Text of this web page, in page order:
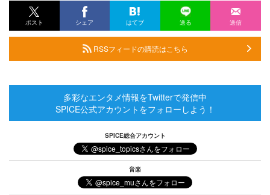
ポスト シェア はてブ 送る 送信
RSSフィードの購読はこちら
多彩なエンタメ情報をTwitterで発信中
SPICE公式アカウントをフォローしよう！
SPICE総合アカウント
音楽